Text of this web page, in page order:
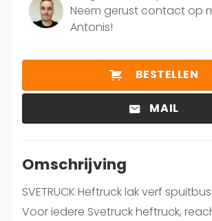
Neem gerust contact op
Antonis!
BESTELLEN
MAIL
Omschrijving
SVETRUCK Heftruck lak verf
Voor iedere Svetruck heftruck,